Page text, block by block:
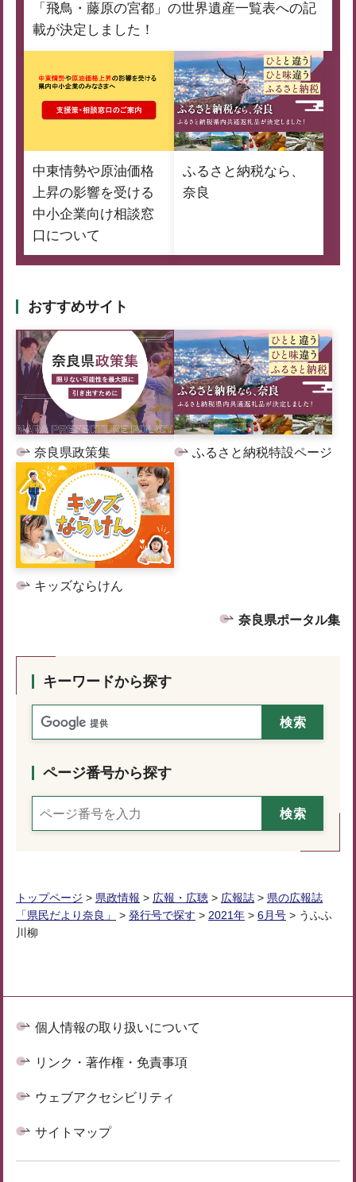
「飛鳥・藤原の宮都」の世界遺産一覧表への記
載が決定しました！
中東情勢や原油価格
上昇の影響を受ける
中小企業向け相談窓
口について
ふるさと納税なら、
奈良
おすすめサイト
奈良県政策集 ふるさと納税特設ページ
キッズならけん
奈良県ポータル集
キーワードから探す
ページ番号から探す
トップページ > 県政情報 > 広報・広聴 > 広報誌 > 県の広報誌
「県民だより奈良」
> 発行号で探す > 2021年 > 6月号 > うふふ
川柳
個人情報の取り扱いについて
リンク・著作権・免責事項
ウェブアクセシビリティ
サイトマップ